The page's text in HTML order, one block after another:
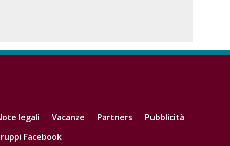
legali Vacanze Partners
Pubblicità
Facebook